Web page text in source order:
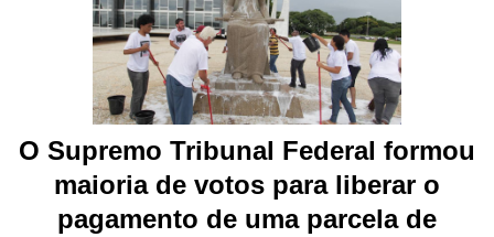
O Supremo Tribunal Federal formou
maioria de votos para liberar o
pagamento de uma parcela de